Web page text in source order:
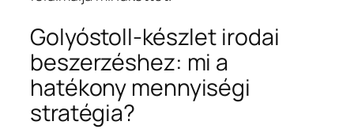
Golyóstoll-készlet irodai
beszerzéshez: mi a
hatékony mennyiségi
stratégia?